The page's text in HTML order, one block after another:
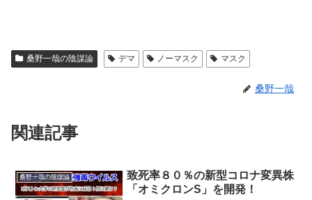
桑野一哉の陰謀論 デマ ノーマスク マスク
桑野一哉
関連記事
桑野一哉の陰謀論
致死率８０％の新型コロナ変異株
「オミクロンS」を開発！